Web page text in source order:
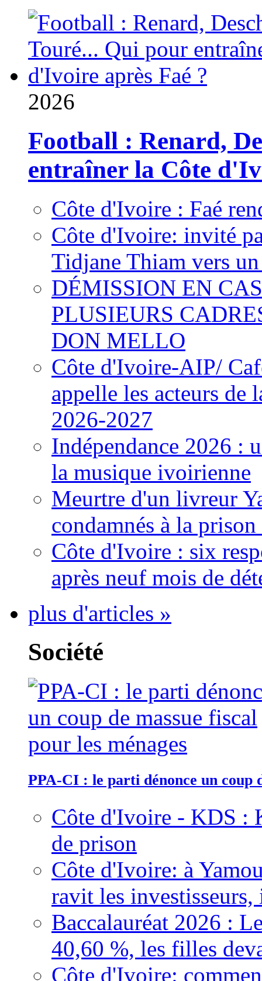
2026
Football : Renard,
entraîner la Côte
Côte d'Ivoire : Faé
Côte d'Ivoire: invité
Tidjane Thiam vers
DÉMISSION EN
PLUSIEURS
DON MELLO
Côte d'Ivoire-AIP/
appelle les acteurs de
2026-2027
Indépendance 2026 :
la musique ivoirienne
Meurtre d'un livreur
condamnés à la
Côte d'Ivoire : six
après neuf mois de
plus d'articles »
Société
PPA-CI : le parti dénonce un coup
Côte d'Ivoire - KDS :
de prison
Côte d'Ivoire: à
ravit les
Baccalauréat 2026 :
40,60 %, les filles
Côte d'Ivoire: